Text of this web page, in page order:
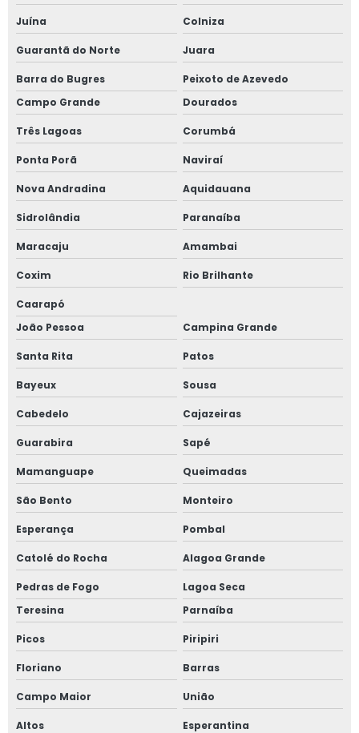
Juína Colniza
Guarantã do Norte Juara
Barra do Bugres
Peixoto de Azevedo
Campo Grande
Dourados
Três Lagoas Corumbá
Ponta Porã Naviraí
Nova Andradina Aquidauana
Sidrolândia Paranaíba
Maracaju Amambai
Coxim Rio Brilhante
Caarapó
João Pessoa
Campina Grande
Santa Rita Patos
Bayeux Sousa
Cabedelo Cajazeiras
Guarabira Sapé
Mamanguape Queimadas
São Bento Monteiro
Esperança Pombal
Catolé do Rocha Alagoa Grande
Pedras de Fogo
Lagoa Seca
Teresina
Parnaíba
Picos Piripiri
Floriano Barras
Campo Maior União
Altos Esperantina